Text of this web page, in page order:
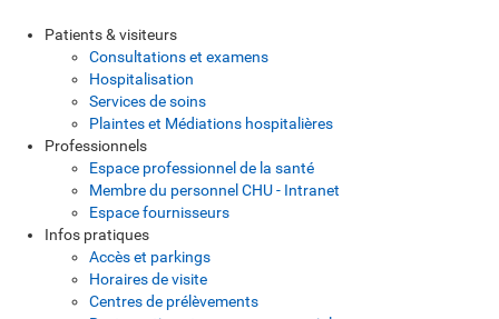
Patients & visiteurs
Consultations et examens
Hospitalisation
Services de soins
Plaintes et Médiations hospitalières
Professionnels
Espace professionnel de la santé
Membre du personnel CHU - Intranet
Espace fournisseurs
Infos pratiques
Accès et parkings
Horaires de visite
Centres de prélèvements